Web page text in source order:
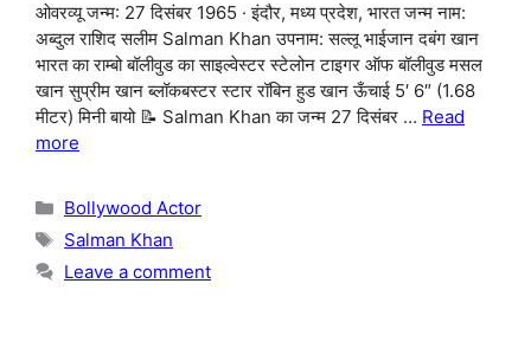
ओवरव्यू जन्म: 27 दिसंबर 1965 · इंदौर, मध्य प्रदेश, भारत जन्म नाम:
अब्दुल राशिद सलीम Salman Khan उपनाम: सल्लू भाईजान दबंग खान
भारत का राम्बो बॉलीवुड का साइल्वेस्टर स्टेलोन टाइगर ऑफ बॉलीवुड मसल
खान सुप्रीम खान ब्लॉकबस्टर स्टार रॉबिन हुड खान ऊँचाई 5′ 6″ (1.68
मीटर) मिनी बायो 📝 Salman Khan का जन्म 27 दिसंबर … Read
more
Categories
Bollywood Actor
Tags
Salman Khan
Leave a comment